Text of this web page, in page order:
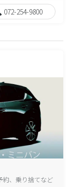
072-254-9800
約、乗り捨てなど